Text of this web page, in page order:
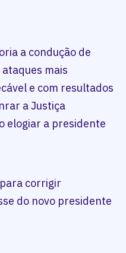
a condução de
mais
e com resultados
a Justiça
elogiar a presidente
corrigir
do novo presidente